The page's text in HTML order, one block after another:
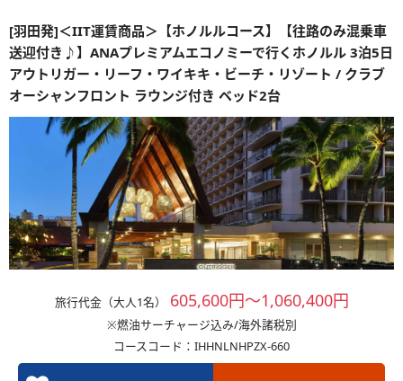
[羽田発]＜IIT運賃商品＞【ホノルルコース】【往路のみ混乗車
送迎付き♪】ANAプレミアムエコノミーで行くホノルル 3泊5日
アウトリガー・リーフ・ワイキキ・ビーチ・リゾート / クラブ
オーシャンフロント ラウンジ付き ベッド2台
旅行代金（大人1名） 605,600円～1,060,400円
※燃油サーチャージ込み/海外諸税別
コースコード：IHHNLNHPZX-660